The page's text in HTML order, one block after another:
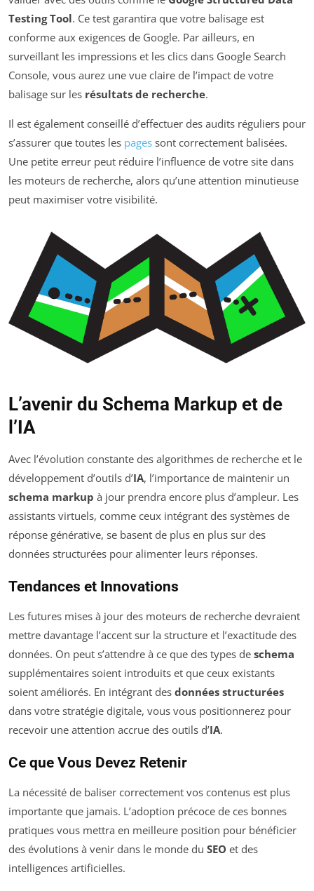
Testing Tool. Ce test garantira que votre balisage est
conforme aux exigences de Google. Par ailleurs, en
surveillant les impressions et les clics dans Google Search
Console, vous aurez une vue claire de l’impact de votre
balisage sur les résultats de recherche.
Il est également conseillé d’effectuer des audits réguliers pour
s’assurer que toutes les pages sont correctement balisées.
Une petite erreur peut réduire l’influence de votre site dans
les moteurs de recherche, alors qu’une attention minutieuse
peut maximiser votre visibilité.
L’avenir du Schema Markup et de
l’IA
Avec l’évolution constante des algorithmes de recherche et le
développement d’outils d’IA, l’importance de maintenir un
schema markup à jour prendra encore plus d’ampleur. Les
assistants virtuels, comme ceux intégrant des systèmes de
réponse générative, se basent de plus en plus sur des
données structurées pour alimenter leurs réponses.
Tendances et Innovations
Les futures mises à jour des moteurs de recherche devraient
mettre davantage l’accent sur la structure et l’exactitude des
données. On peut s’attendre à ce que des types de schema
supplémentaires soient introduits et que ceux existants
soient améliorés. En intégrant des données structurées
dans votre stratégie digitale, vous vous positionnerez pour
recevoir une attention accrue des outils d’IA.
Ce que Vous Devez Retenir
La nécessité de baliser correctement vos contenus est plus
importante que jamais. L’adoption précoce de ces bonnes
pratiques vous mettra en meilleure position pour bénéficier
des évolutions à venir dans le monde du SEO et des
intelligences artificielles.